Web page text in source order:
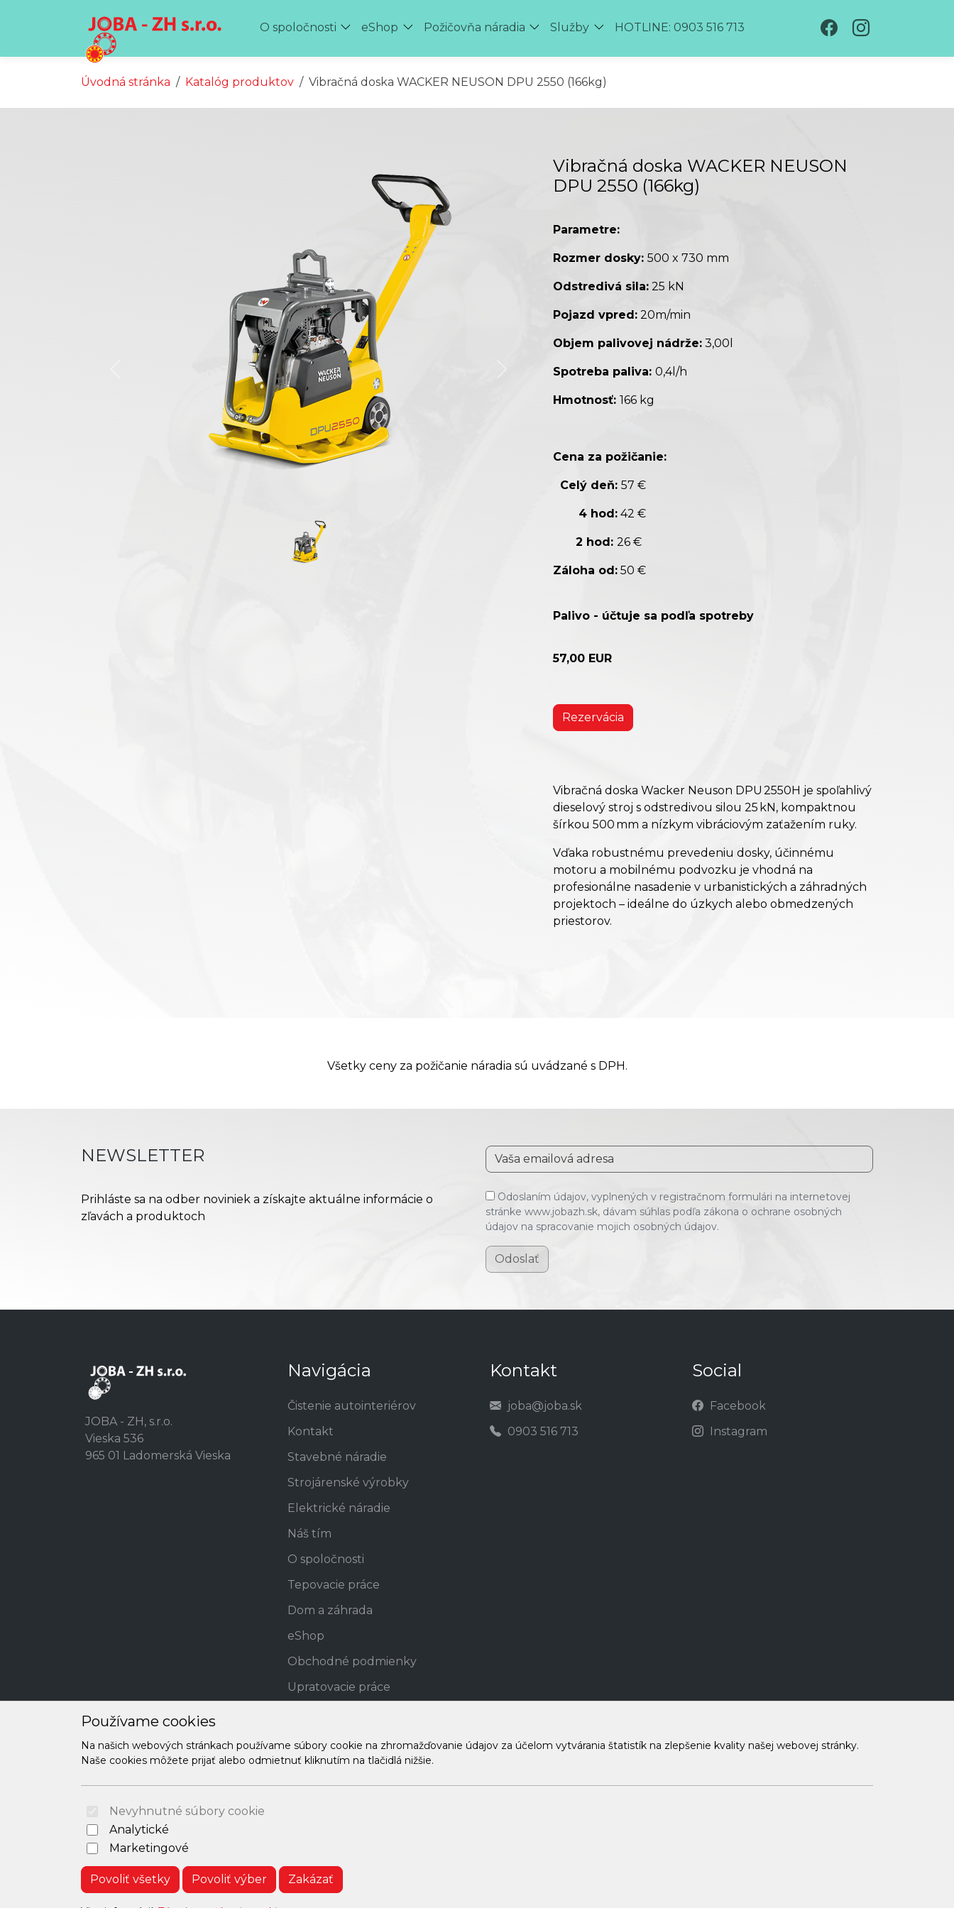
O spoločnosti
eShop Požičovňa náradia Služby HOTLINE: 0903 516 713
Úvodná stránka Katalóg produktov Vibračná doska WACKER NEUSON DPU 2550 (166kg)
Vibračná doska WACKER NEUSON
DPU 2550 (166kg)
Parametre:
Rozmer dosky: 500 x 730 mm
Odstredivá sila: 25 kN
Pojazd vpred: 20m/min
Objem palivovej nádrže: 3,00l
Spotreba paliva: 0,4l/h
Hmotnosť: 166 kg
Cena za požičanie:
Celý deň: 57 €
4 hod: 42 €
2 hod: 26 €
Záloha od: 50 €
Palivo - účtuje sa podľa spotreby
57,00 EUR
Rezervácia
Vibračná doska Wacker Neuson DPU 2550H je spoľahlivý
dieselový stroj s odstredivou silou 25 kN, kompaktnou
šírkou 500 mm a nízkym vibráciovým zaťažením ruky.
Vďaka robustnému prevedeniu dosky, účinnému
motoru a mobilnému podvozku je vhodná na
profesionálne nasadenie v urbanistických a záhradných
projektoch – ideálne do úzkych alebo obmedzených
priestorov.
Všetky ceny za požičanie náradia sú uvádzané s DPH.
NEWSLETTER
Prihláste sa na odber noviniek a získajte aktuálne informácie o
zľavách a produktoch
Odoslaním údajov, vyplnených v registračnom formulári na internetovej
stránke www.jobazh.sk, dávam súhlas podľa zákona o ochrane osobných
údajov na spracovanie mojich osobných údajov.
Odoslať
Používame cookies
Na našich webových stránkach používame súbory cookie na zhromažďovanie údajov za účelom vytvárania štatistík na zlepšenie kvality našej webovej stránky.
Naše cookies môžete prijať alebo odmietnuť kliknutím na tlačidlá nižšie.
Nevyhnutné súbory cookie
Analytické
Marketingové
Povoliť všetky Povoliť výber Zakázať
JOBA - ZH, s.r.o.
Vieska 536
965 01 Ladomerská Vieska
Navigácia
Čistenie autointeriérov
Kontakt
Stavebné náradie
Strojárenské výrobky
Elektrické náradie
Náš tím
O spoločnosti
Tepovacie práce
Dom a záhrada
eShop
Obchodné podmienky
Upratovacie práce
Požičovňa náradia
Služby
Kontakt
joba@joba.sk
0903 516 713
Social
Facebook
Instagram